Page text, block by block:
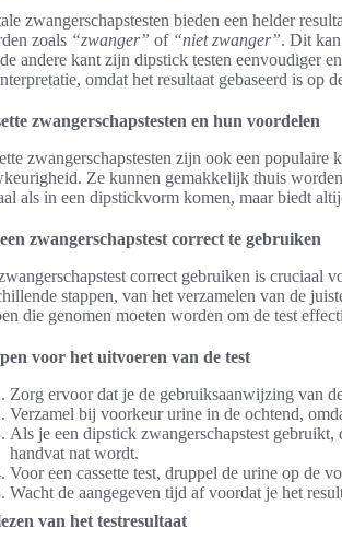
zwangerschapstesten bieden een helder
zoals “zwanger” of “niet zwanger”. Dit
andere kant zijn dipstick testen eenvoudiger
omdat het resultaat gebaseerd is op
zwangerschapstesten en hun voordelen
zwangerschapstesten zijn ook een populaire
Ze kunnen gemakkelijk thuis
als in een dipstickvorm komen, maar biedt
zwangerschapstest correct te gebruiken
correct gebruiken is cruciaal
stappen, van het verzamelen van de
die genomen moeten worden om de test
voor het uitvoeren van de test
Zorg ervoor dat je de gebruiksaanwijzing van
Verzamel bij voorkeur urine in de ochtend,
Als je een dipstick zwangerschapstest
handvat nat wordt.
Voor een cassette test, druppel de urine op de
Wacht de aangegeven tijd af voordat je het
van het testresultaat